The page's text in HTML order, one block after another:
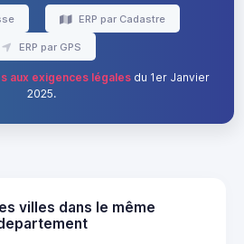
ERP par Cadastre
ERP par GPS
aux exigences légalesdu 1er Janvier
2025.
villes dans le même